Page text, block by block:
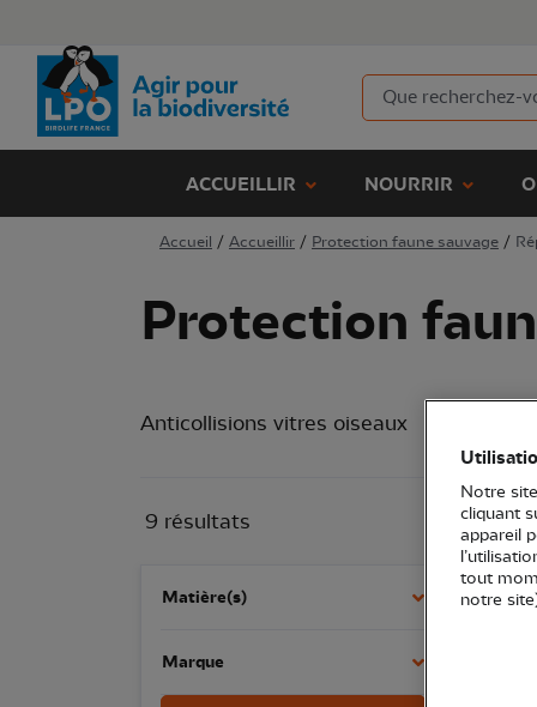
ACCUEILLIR NOURRIR
Accueil / Accueillir / Protection faune sauvage /
Protection
Anticollisions vitres oiseaux
9 résultats
Matière(s)
Marque
Notre
cliquant
appareil
tout
notre